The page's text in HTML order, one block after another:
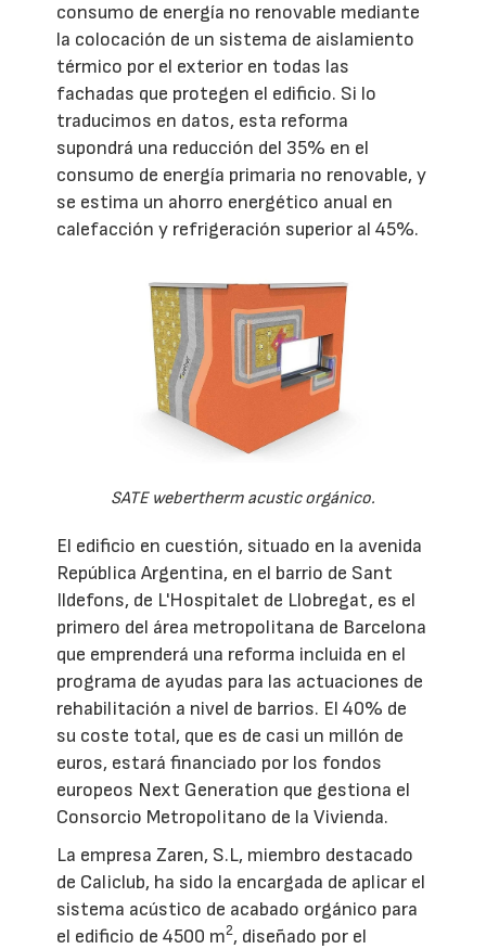
consumo de energía no renovable mediante
la colocación de un sistema de aislamiento
térmico por el exterior en todas las
fachadas que protegen el edificio. Si lo
traducimos en datos, esta reforma
supondrá una reducción del 35% en el
consumo de energía primaria no renovable, y
se estima un ahorro energético anual en
calefacción y refrigeración superior al 45%.
SATE webertherm acustic orgánico.
El edificio en cuestión, situado en la avenida
República Argentina, en el barrio de Sant
Ildefons, de L'Hospitalet de Llobregat, es el
primero del área metropolitana de Barcelona
que emprenderá una reforma incluida en el
programa de ayudas para las actuaciones de
rehabilitación a nivel de barrios. El 40% de
su coste total, que es de casi un millón de
euros, estará financiado por los fondos
europeos Next Generation que gestiona el
Consorcio Metropolitano de la Vivienda.
La empresa Zaren, S.L, miembro destacado
de Caliclub, ha sido la encargada de aplicar el
sistema acústico de acabado orgánico para
el edificio de 4500 m2, diseñado por el